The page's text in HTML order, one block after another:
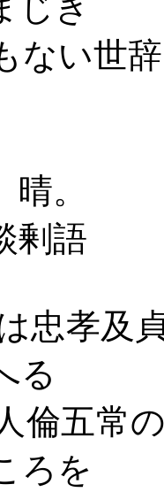
ない世辞
。
語
忠孝及
る
倫五常
ろを